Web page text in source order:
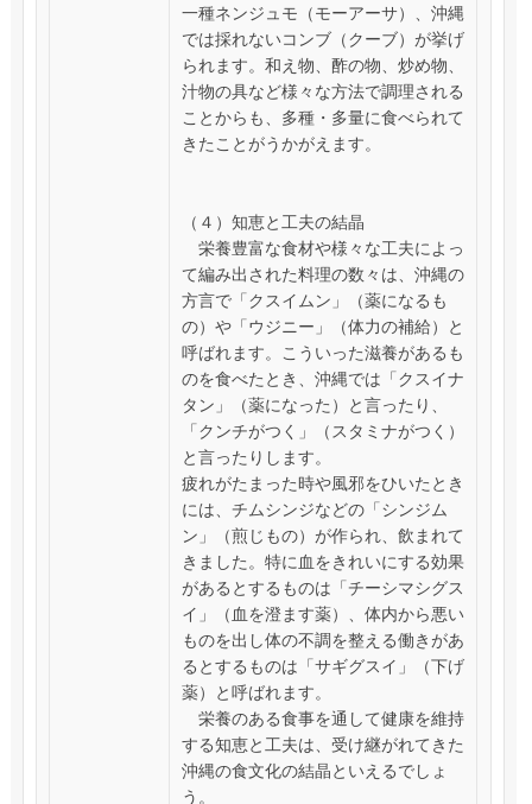
一種ネンジュモ（モーアーサ）、沖縄
では採れないコンブ（クーブ）が挙げ
られます。和え物、酢の物、炒め物、
汁物の具など様々な方法で調理される
ことからも、多種・多量に食べられて
きたことがうかがえます。
（４）知恵と工夫の結晶
栄養豊富な食材や様々な工夫によっ
て編み出された料理の数々は、沖縄の
方言で「クスイムン」（薬になるも
の）や「ウジニー」（体力の補給）と
呼ばれます。こういった滋養があるも
のを食べたとき、沖縄では「クスイナ
タン」（薬になった）と言ったり、
「クンチがつく」（スタミナがつく）
と言ったりします。
疲れがたまった時や風邪をひいたとき
には、チムシンジなどの「シンジム
ン」（煎じもの）が作られ、飲まれて
きました。特に血をきれいにする効果
があるとするものは「チーシマシグス
イ」（血を澄ます薬）、体内から悪い
ものを出し体の不調を整える働きがあ
るとするものは「サギグスイ」（下げ
薬）と呼ばれます。
栄養のある食事を通して健康を維持
する知恵と工夫は、受け継がれてきた
沖縄の食文化の結晶といえるでしょ
う。